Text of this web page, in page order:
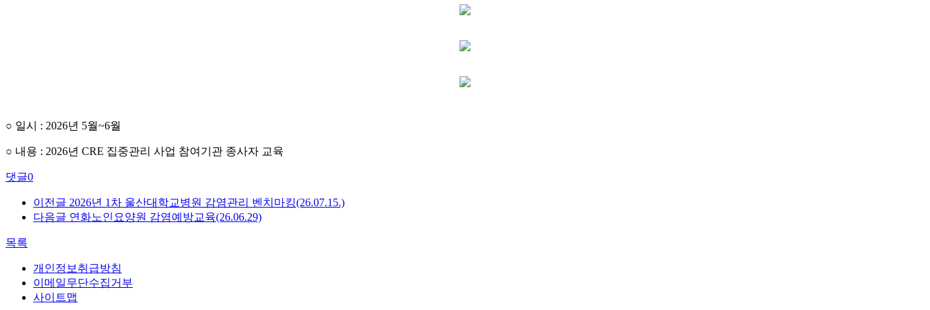
○ 일시 : 2026년 5월~6월
○ 내용 : 2026년 CRE 집중관리 사업 참여기관 종사자 교육
댓글0
이전글 2026년 1차 울산대학교병원 감염관리 벤치마킹(26.07.15.)
다음글 연화노인요양원 감염예방교육(26.06.29)
목록
개인정보취급방침
이메일무단수집거부
사이트맵